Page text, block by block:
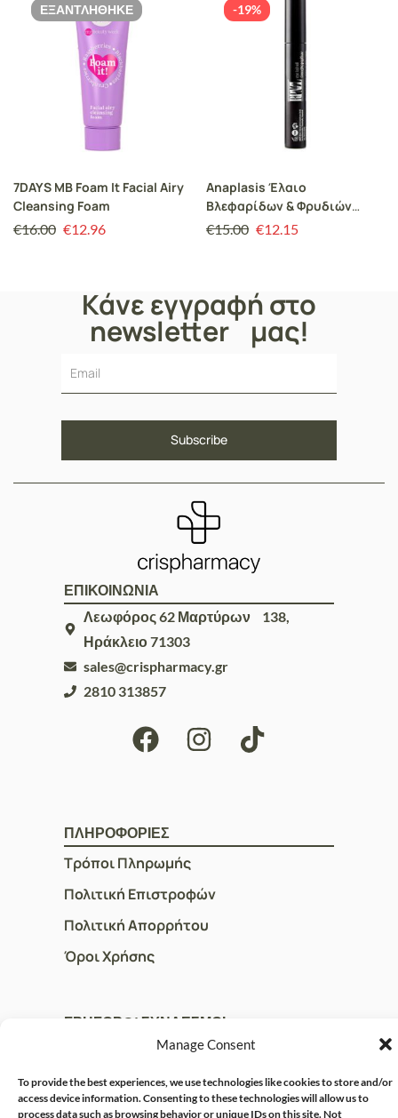
Manage Consent
To provide the best experiences, we use technologies like cookies to store and/or
access device information. Consenting to these technologies will allow us to
process data such as browsing behavior or unique IDs on this site. Not
ΕΞΑΝΤΛΉΘΗΚΕ
7DAYS MB Foam It Facial Airy
Cleansing Foam
€16.00 €12.96
-19%
Anaplasis Έλαιο
Βλεφαρίδων & Φρυδιών
RPNZL, Αναζωογόνηση,
€15.00 €12.15
Κάνε εγγραφή στο
newsletter μας!
ΕΠΙΚΟΙΝΩΝΙΑ
Λεωφόρος 62 Μαρτύρων 138,
Ηράκλειο 71303
sales@crispharmacy.gr
2810 313857
ΠΛΗΡΟΦΟΡΙΕΣ
Τρόποι Πληρωμής
Πολιτική Επιστροφών
Πολιτική Απορρήτου
Όροι Χρήσης
ΓΡΗΓΟΡOI ΣΥΝΔΕΣΜΟΙ
Ο Λογαριασμός μου
Η Ομάδα μας